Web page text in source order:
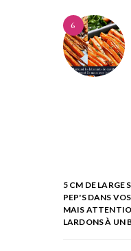
6
5 CM DE LARGE
PEP'S DANS
MAIS
LARDONS À UN